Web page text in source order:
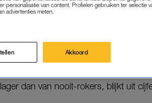
zoveel mogelijk mensen laten
ook om niet-rokers te laten zien
artsen in een open brief: “Het
beschermd worden en nooit
zware rokers (meer dan twintig
dan van nooit-rokers, blijkt uit
personalisatie van content. Profielen gebruiken ter selectie
advertenties meten.
Akkoord